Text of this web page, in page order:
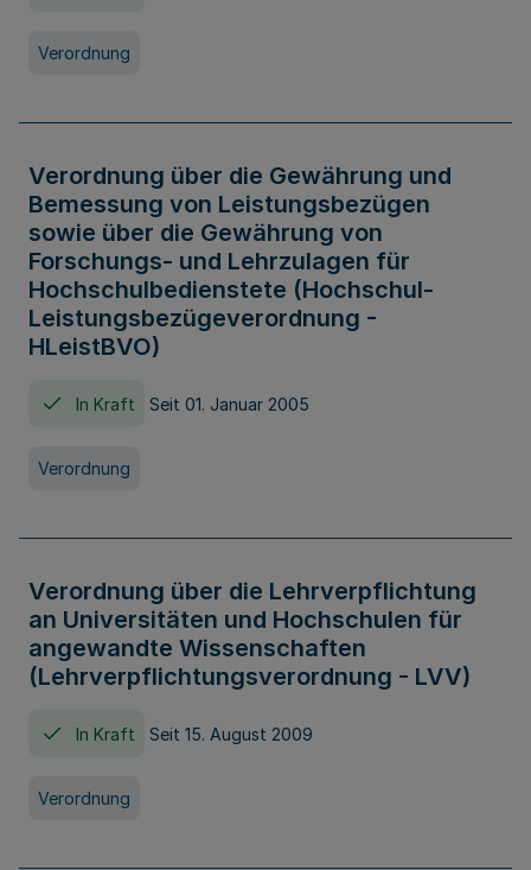
Verordnung
Verordnung über die Gewährung und
Bemessung von Leistungsbezügen
sowie über die Gewährung von
Forschungs- und Lehrzulagen für
Hochschulbedienstete (Hochschul-
Leistungsbezügeverordnung -
HLeistBVO)
In Kraft Seit 01. Januar 2005
Verordnung
Verordnung über die Lehrverpflichtung
an Universitäten und Hochschulen für
angewandte Wissenschaften
(Lehrverpflichtungsverordnung - LVV)
In Kraft Seit 15. August 2009
Verordnung